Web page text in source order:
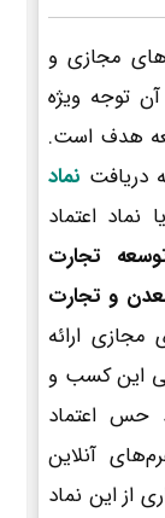
مجازی و
توجه ویژه
هدف است.
دریافت نماد
نماد اعتماد
تجارت
و تجارت
ارائه
این کسب و
حس اعتماد
آنلاین
از این نماد